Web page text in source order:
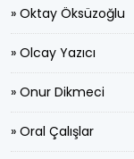
» Oktay Öksüzoğlu
» Olcay Yazıcı
» Onur Dikmeci
» Oral Çalışlar